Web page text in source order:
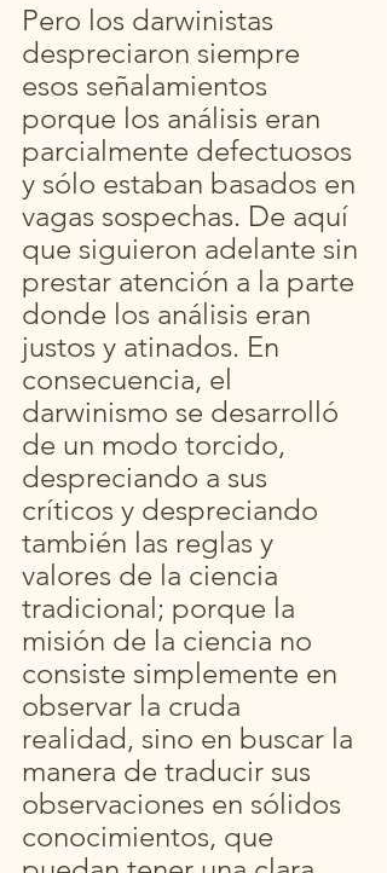
Pero los darwinistas
despreciaron siempre
esos señalamientos
porque los análisis eran
parcialmente defectuosos
y sólo estaban basados en
vagas sospechas. De aquí
que siguieron adelante sin
prestar atención a la parte
donde los análisis eran
justos y atinados. En
consecuencia, el
darwinismo se desarrolló
de un modo torcido,
despreciando a sus
críticos y despreciando
también las reglas y
valores de la ciencia
tradicional; porque la
misión de la ciencia no
consiste simplemente en
observar la cruda
realidad, sino en buscar la
manera de traducir sus
observaciones en sólidos
conocimientos, que